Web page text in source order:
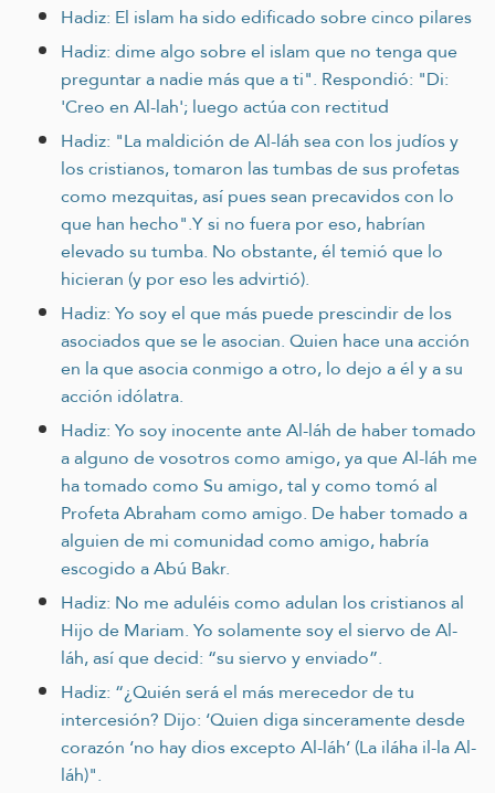
Hadiz: El islam ha sido edificado sobre cinco pilares
Hadiz: dime algo sobre el islam que no tenga que
preguntar a nadie más que a ti". Respondió: "Di:
'Creo en Al-lah'; luego actúa con rectitud
Hadiz: "La maldición de Al-láh sea con los judíos y
los cristianos, tomaron las tumbas de sus profetas
como mezquitas, así pues sean precavidos con lo
que han hecho".Y si no fuera por eso, habrían
elevado su tumba. No obstante, él temió que lo
hicieran (y por eso les advirtió).
Hadiz: Yo soy el que más puede prescindir de los
asociados que se le asocian. Quien hace una acción
en la que asocia conmigo a otro, lo dejo a él y a su
acción idólatra.
Hadiz: Yo soy inocente ante Al-láh de haber tomado
a alguno de vosotros como amigo, ya que Al-láh me
ha tomado como Su amigo, tal y como tomó al
Profeta Abraham como amigo. De haber tomado a
alguien de mi comunidad como amigo, habría
escogido a Abú Bakr.
Hadiz: No me aduléis como adulan los cristianos al
Hijo de Mariam. Yo solamente soy el siervo de Al-
láh, así que decid: “su siervo y enviado”.
Hadiz: “¿Quién será el más merecedor de tu
intercesión? Dijo: ‘Quien diga sinceramente desde
corazón ‘no hay dios excepto Al-láh’ (La iláha il-la Al-
láh)".